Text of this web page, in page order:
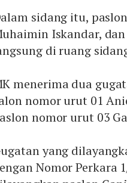
sidang itu,
Iskandar,
di ruang
menerima dua
nomor urut 01
nomor urut 03
yang
Nomor Perkara